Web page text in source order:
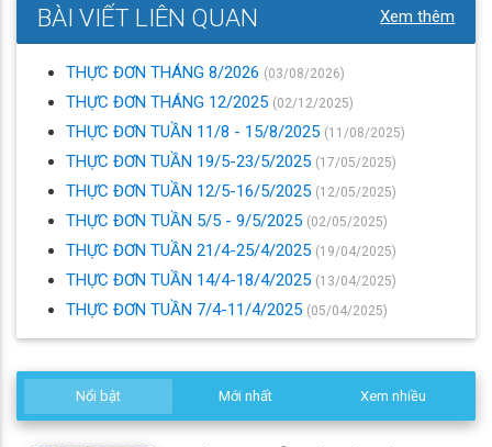
BÀI VIẾT LIÊN QUAN Xem thêm
THỰC ĐƠN THÁNG 8/2026 (03/08/2026)
THỰC ĐƠN THÁNG 12/2025 (02/12/2025)
THỰC ĐƠN TUẦN 11/8 - 15/8/2025 (11/08/2025)
THỰC ĐƠN TUẦN 19/5-23/5/2025 (17/05/2025)
THỰC ĐƠN TUẦN 12/5-16/5/2025 (12/05/2025)
THỰC ĐƠN TUẦN 5/5 - 9/5/2025 (02/05/2025)
THỰC ĐƠN TUẦN 21/4-25/4/2025 (19/04/2025)
THỰC ĐƠN TUẦN 14/4-18/4/2025 (13/04/2025)
THỰC ĐƠN TUẦN 7/4-11/4/2025 (05/04/2025)
Nổi bật Mới nhất Xem nhiều